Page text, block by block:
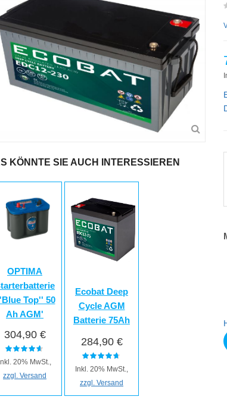
KÖNNTE SIE AUCH INTERESSIEREN
OPTIMA
Top'' 50
Ah AGM'
304,90 €
Inkl. 20% MwSt.,
zzgl. Versand
Ecobat Deep
Cycle AGM
Batterie 75Ah
284,90 €
Inkl. 20% MwSt.,
zzgl. Versand